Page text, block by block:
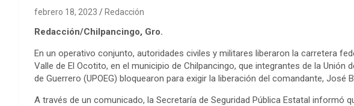
febrero 18, 2023 Redacción
Redacción/Chilpancingo, Gro.
En un operativo conjunto, autoridades civiles y militares liberaron la carretera
Valle de El Ocotito, en el municipio de Chilpancingo, que integrantes de la Unión
de Guerrero (UPOEG) bloquearon para exigir la liberación del comandante, José
A través de un comunicado, la Secretaría de Seguridad Pública Estatal informó